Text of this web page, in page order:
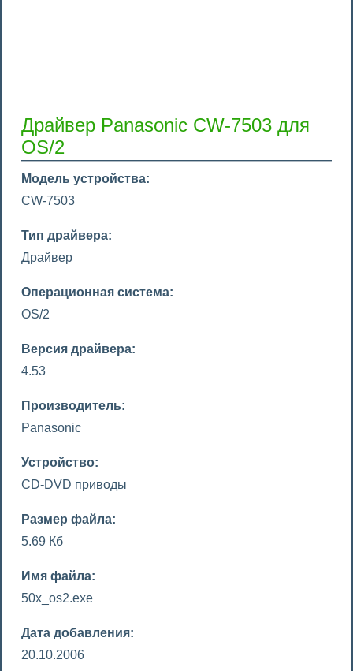
Драйвер Panasonic CW-7503 для
OS/2
Модель устройства:
CW-7503
Тип драйвера:
Драйвер
Операционная система:
OS/2
Версия драйвера:
4.53
Производитель:
Panasonic
Устройство:
CD-DVD приводы
Размер файла:
5.69 Кб
Имя файла:
50x_os2.exe
Дата добавления:
20.10.2006